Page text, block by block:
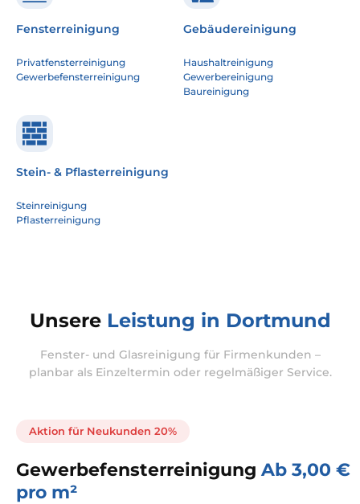
Fensterreinigung
Privatfensterreinigung
Gewerbefensterreinigung
Gebäudereinigung
Haushaltreinigung
Gewerbereinigung
Baureinigung
Stein- & Pflasterreinigung
Steinreinigung
Pflasterreinigung
Unsere Leistung in Dortmund
Fenster- und Glasreinigung für Firmenkunden –
planbar als Einzeltermin oder regelmäßiger Service.
Aktion für Neukunden 20%
Gewerbefensterreinigung Ab 3,00 €
pro m²